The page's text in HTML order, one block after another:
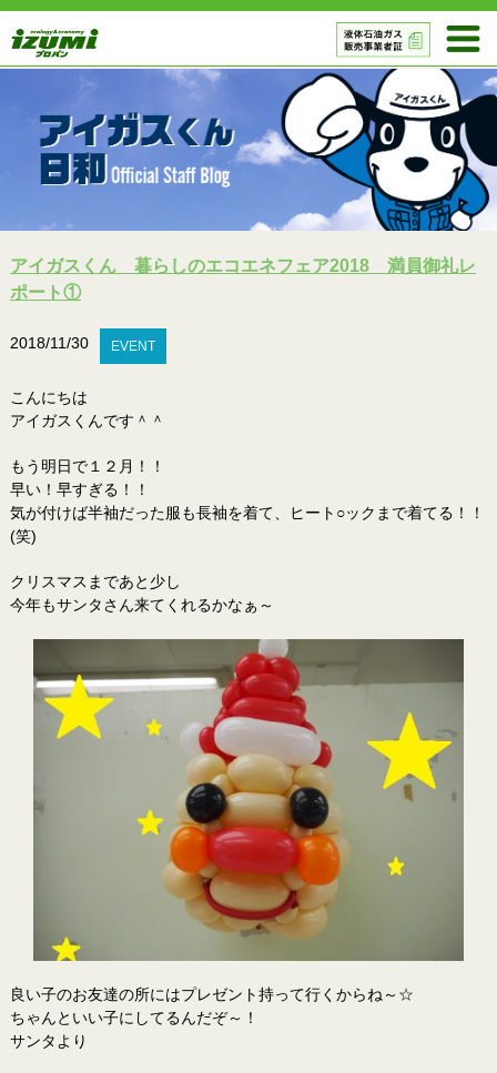
アイガスくん 暮らしのエコエネフェア2018 満員御礼レ
ポート①
2018/11/30 EVENT
こんにちは
アイガスくんです＾＾
もう明日で１２月！！
早い！早すぎる！！
気が付けば半袖だった服も長袖を着て、ヒート○ックまで着てる！！
(笑)
クリスマスまであと少し
今年もサンタさん来てくれるかなぁ～
良い子のお友達の所にはプレゼント持って行くからね～☆
ちゃんといい子にしてるんだぞ～！
サンタより